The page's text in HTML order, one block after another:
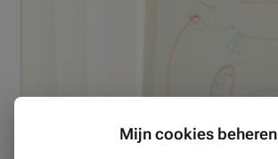
klant. Ontdek het getuigenis van Bruno.
Mijn cookies beheren